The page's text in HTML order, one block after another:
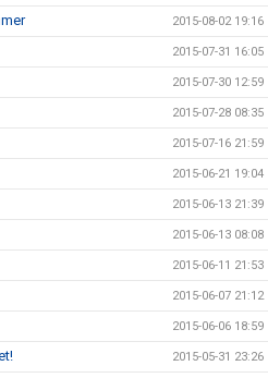
2015-08-02 19:16
2015-07-31 16:05
2015-07-30 12:59
2015-07-28 08:35
2015-07-16 21:59
2015-06-21 19:04
2015-06-13 21:39
2015-06-13 08:08
2015-06-11 21:53
2015-06-07 21:12
2015-06-06 18:59
2015-05-31 23:26